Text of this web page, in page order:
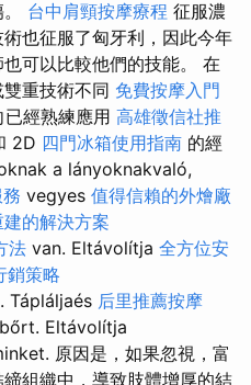
台中肩頸按摩療程 征服濃
也征服了匈牙利，因此今年
可以比較他們的技能。 在
重技術不同 免費按摩入門
經熟練應用 高雄徵信社推
2D 四門冰箱使用指南 的經
a lányoknakvaló,
vegyes 值得信賴的外燴廠
的解決方案
法 van. Eltávolítja 全方位安
銷策略
Tápláljaés 后里推薦按摩
Eltávolítja
原因是，如果忽視，富
組織中，導致肢體增厚的結